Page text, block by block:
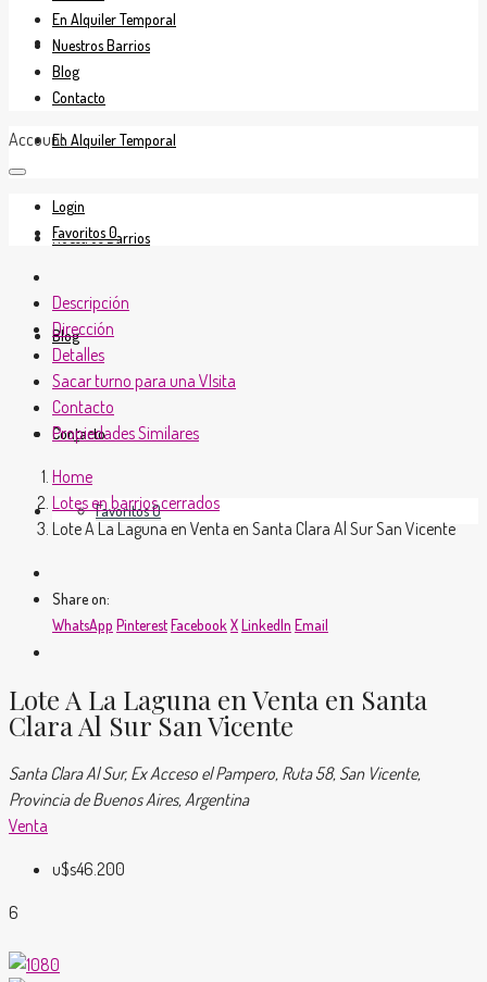
En Venta
En Alquiler Temporal
Nuestros Barrios
Blog
Contacto
Favoritos0
En Alquiler Temporal
Nuestros Barrios
Blog
Contacto
Account
Login
Favoritos0
Descripción
Dirección
Detalles
Sacar turno para una VIsita
Contacto
Propiedades Similares
Home
Lotes en barrios cerrados
Lote A La Laguna en Venta en Santa Clara Al Sur San Vicente
Share on:
WhatsApp PinterestFacebook XLinkedIn Email
Lote A La Laguna en Venta en Santa
Clara Al Sur San Vicente
Santa Clara Al Sur, Ex Acceso el Pampero, Ruta 58, San Vicente,
Provincia de Buenos Aires, Argentina
Venta
u$s46.200
6